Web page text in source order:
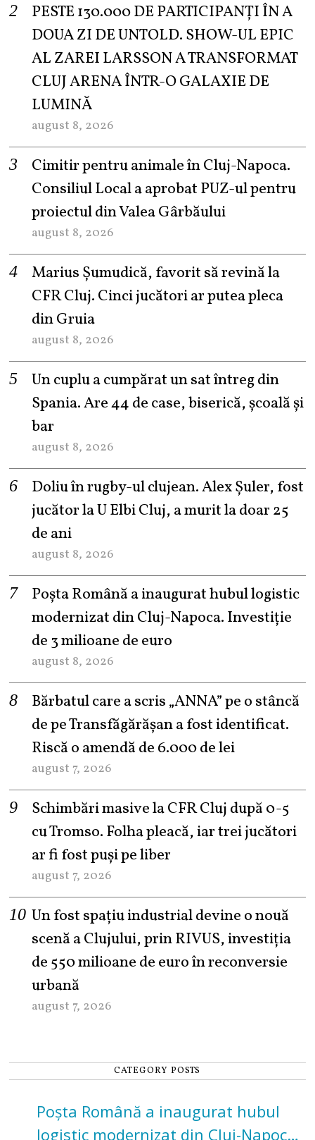
PESTE 130.000 DE PARTICIPANȚI ÎN A
DOUA ZI DE UNTOLD. SHOW-UL EPIC
AL ZAREI LARSSON A TRANSFORMAT
CLUJ ARENA ÎNTR-O GALAXIE DE
LUMINĂ
august 8, 2026
Cimitir pentru animale în Cluj-Napoca.
Consiliul Local a aprobat PUZ-ul pentru
proiectul din Valea Gârbăului
august 8, 2026
Marius Șumudică, favorit să revină la
CFR Cluj. Cinci jucători ar putea pleca
din Gruia
august 8, 2026
Un cuplu a cumpărat un sat întreg din
Spania. Are 44 de case, biserică, școală și
bar
august 8, 2026
Doliu în rugby-ul clujean. Alex Șuler, fost
jucător la U Elbi Cluj, a murit la doar 25
de ani
august 8, 2026
Poșta Română a inaugurat hubul logistic
modernizat din Cluj-Napoca. Investiție
de 3 milioane de euro
august 8, 2026
Bărbatul care a scris „ANNA” pe o stâncă
de pe Transfăgărășan a fost identificat.
Riscă o amendă de 6.000 de lei
august 7, 2026
Schimbări masive la CFR Cluj după 0-5
cu Tromso. Folha pleacă, iar trei jucători
ar fi fost puși pe liber
august 7, 2026
Un fost spațiu industrial devine o nouă
scenă a Clujului, prin RIVUS, investiția
de 550 milioane de euro în reconversie
urbană
august 7, 2026
CATEGORY POSTS
Poșta Română a inaugurat hubul
logistic modernizat din Cluj-Napoca.